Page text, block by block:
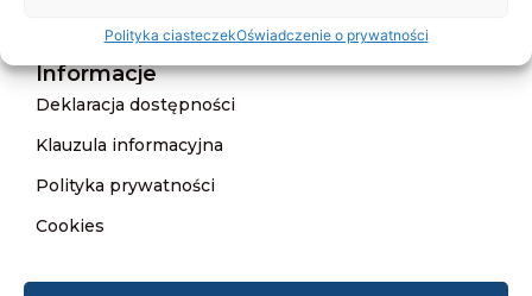
Polityka ciasteczekOświadczenie o prywatności
Informacje
Deklaracja dostępności
Klauzula informacyjna
Polityka prywatności
Cookies